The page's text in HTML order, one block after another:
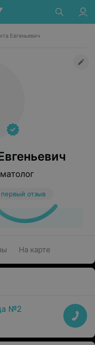
Евгеньевич
отзыв
На карте
№2